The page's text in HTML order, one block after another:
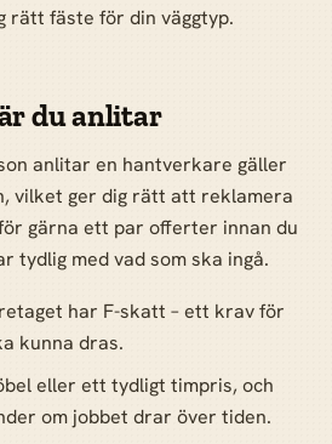
rätt fäste för din väggtyp.
du anlitar
anlitar en hantverkare gäller
vilket ger dig rätt att reklamera
gärna ett par offerter innan du
tydlig med vad som ska ingå.
har F-skatt – ett krav för
kunna dras.
eller ett tydligt timpris, och
om jobbet drar över tiden.